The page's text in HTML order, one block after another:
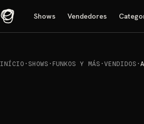
Shows Vendedores
INÍCIO · SHOWS · FUNKOS Y MÁS ·VENDIDOS ·